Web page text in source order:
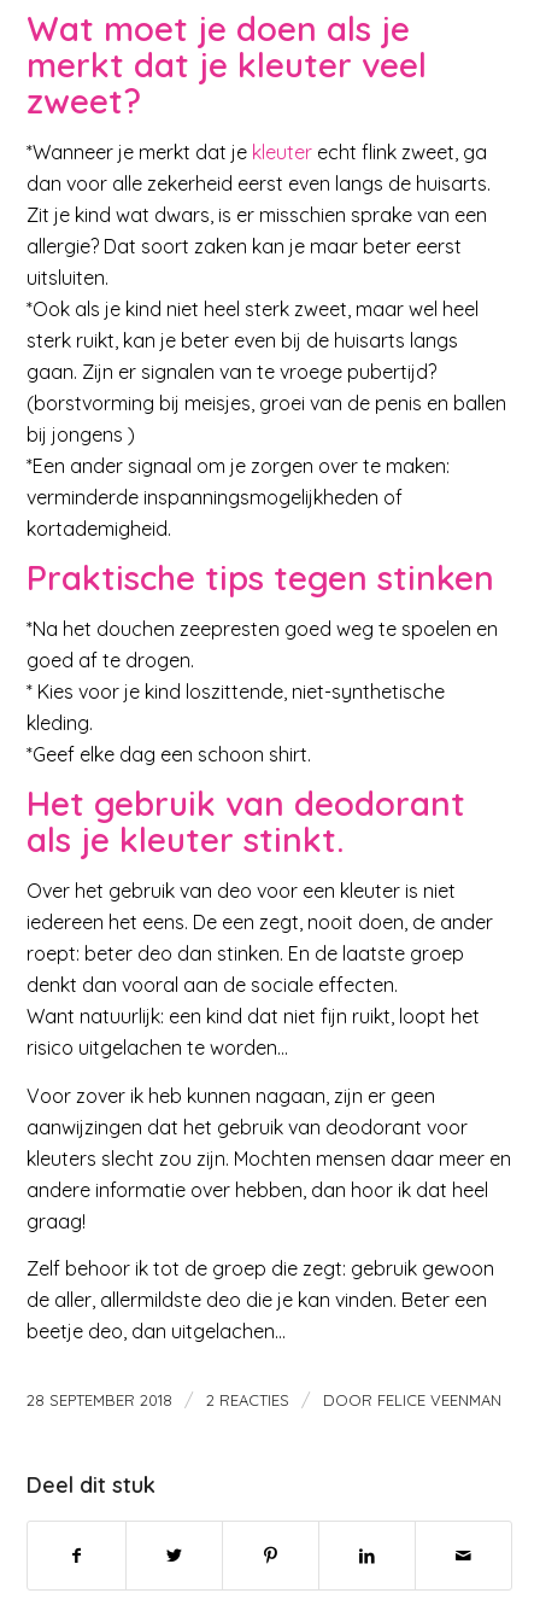
Wat moet je doen als je
merkt dat je kleuter veel
zweet?
*Wanneer je merkt dat je kleuter echt flink zweet, ga
dan voor alle zekerheid eerst even langs de huisarts.
Zit je kind wat dwars, is er misschien sprake van een
allergie? Dat soort zaken kan je maar beter eerst
uitsluiten.
*Ook als je kind niet heel sterk zweet, maar wel heel
sterk ruikt, kan je beter even bij de huisarts langs
gaan. Zijn er signalen van te vroege pubertijd?
(borstvorming bij meisjes, groei van de penis en ballen
bij jongens )
*Een ander signaal om je zorgen over te maken:
verminderde inspanningsmogelijkheden of
kortademigheid.
Praktische tips tegen stinken
*Na het douchen zeepresten goed weg te spoelen en
goed af te drogen.
* Kies voor je kind loszittende, niet-synthetische
kleding.
*Geef elke dag een schoon shirt.
Het gebruik van deodorant
als je kleuter stinkt.
Over het gebruik van deo voor een kleuter is niet
iedereen het eens. De een zegt, nooit doen, de ander
roept: beter deo dan stinken. En de laatste groep
denkt dan vooral aan de sociale effecten.
Want natuurlijk: een kind dat niet fijn ruikt, loopt het
risico uitgelachen te worden…
Voor zover ik heb kunnen nagaan, zijn er geen
aanwijzingen dat het gebruik van deodorant voor
kleuters slecht zou zijn. Mochten mensen daar meer en
andere informatie over hebben, dan hoor ik dat heel
graag!
Zelf behoor ik tot de groep die zegt: gebruik gewoon
de aller, allermildste deo die je kan vinden. Beter een
beetje deo, dan uitgelachen…
28 SEPTEMBER 2018 / 2 REACTIES / DOOR FELICE VEENMAN
Deel dit stuk